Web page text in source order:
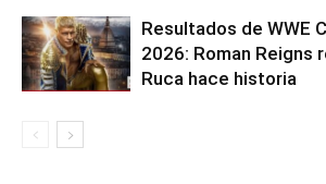
Resultados de WWE
2026: Roman Reigns
Ruca hace historia